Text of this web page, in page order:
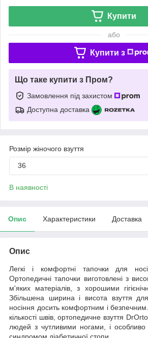
Купити
або
Купити з
Що таке купити з Пром?
Замовлення під захистом
Доступна доставка
Розмір жіночого взуття
36
В наявності
Опис Характеристики Доставка
Опис
Легкі і комфортні тапочки для
Ортопедичні тапочки виготовлені з
м'яких матеріалів, з хорошими
Збільшена ширина і висота взуття
носіння досить комфортним і
кількості швів, ортопедичне взуття
людей з чутливими ногами, і особливо
синдромом діабетичної стопи.